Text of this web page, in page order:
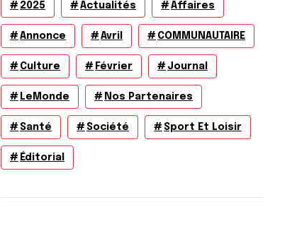
2025 Actualités Affaires
Annonce Avril COMMUNAUTAIRE
Culture Février Journal
LeMonde Nos Partenaires
Santé Société Sport Et Loisir
Éditorial